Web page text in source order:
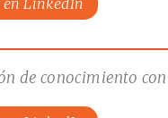
de conocimiento